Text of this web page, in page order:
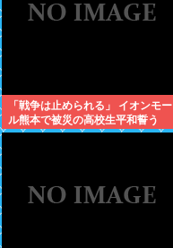
「戦争は止められる」 イオンモー
ル熊本で被災の高校生平和誓う